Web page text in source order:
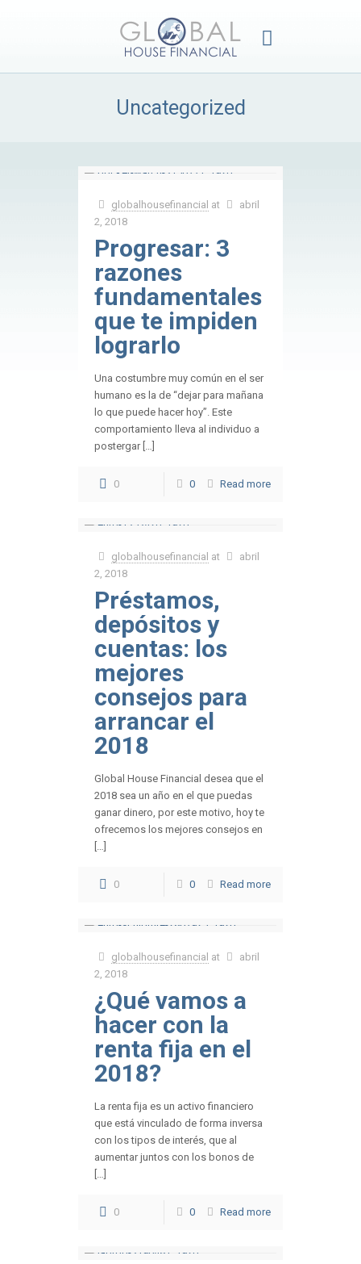
Uncategorized
globalhousefinancial at
abril
2, 2018
Progresar: 3
razones
fundamentales
que te impiden
lograrlo
Una costumbre muy común en el ser
humano es la de “dejar para mañana
lo que puede hacer hoy”. Este
comportamiento lleva al individuo a
postergar […]
0 0 Read more
globalhousefinancial at
abril
2, 2018
Préstamos,
depósitos y
cuentas: los
mejores
consejos para
arrancar el
2018
Global House Financial desea que el
2018 sea un año en el que puedas
ganar dinero, por este motivo, hoy te
ofrecemos los mejores consejos en
[…]
0 0 Read more
globalhousefinancial at
abril
2, 2018
¿Qué vamos a
hacer con la
renta fija en el
2018?
La renta fija es un activo financiero
que está vinculado de forma inversa
con los tipos de interés, que al
aumentar juntos con los bonos de
[…]
0 0 Read more